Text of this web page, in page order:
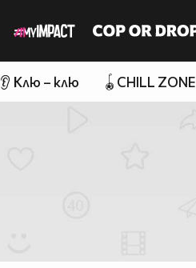
👂 Клю – клю 🪀CHILL ZONE